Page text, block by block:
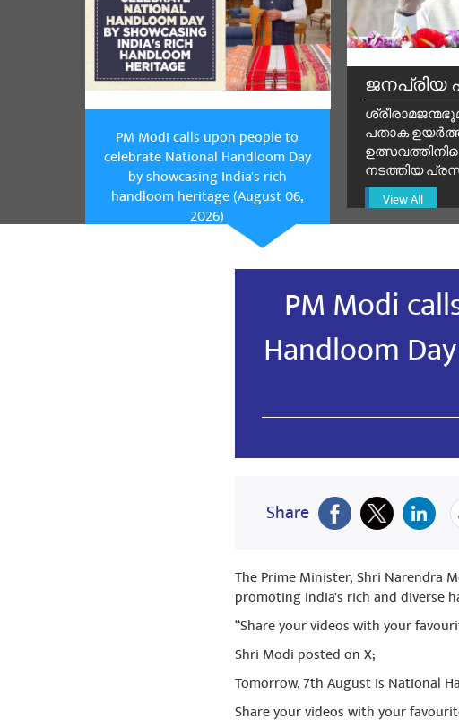
പങ്കിടുക
🙏🆔🇮🇳
PM Modi calls upon people to
celebrate National Handloom Day
by showcasing India's rich
handloom heritage (August 06,
2026)
ജനപ്രിയ
പതാക
നടത്തിയ
View All
PM Modi
Handloom
Share
The Prime Minister, Shri Narendra
promoting India's rich and diverse
“Share your videos with your
Shri Modi posted on X;
Tomorrow, 7th August is National
Share your videos with your